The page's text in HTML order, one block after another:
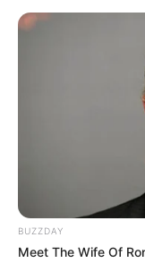
BUZZDAY
Meet The Wife Of